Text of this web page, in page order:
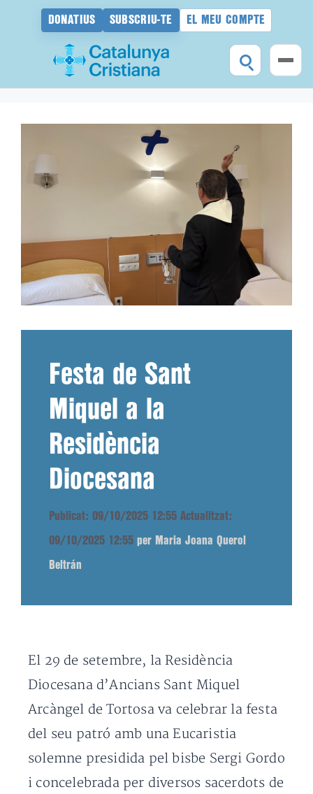
DONATIUS SUBSCRIU-TE EL MEU COMPTE
Festa de Sant
Miquel a la
Residència
Diocesana
Publicat: 09/10/2025 12:55 Actualitzat:
09/10/2025 12:55 per Maria Joana Querol
Beltrán
El 29 de setembre, la Residència
Diocesana d’Ancians Sant Miquel
Arcàngel de Tortosa va celebrar la festa
del seu patró amb una Eucaristia
solemne presidida pel bisbe Sergi Gordo
i concelebrada per diversos sacerdots de